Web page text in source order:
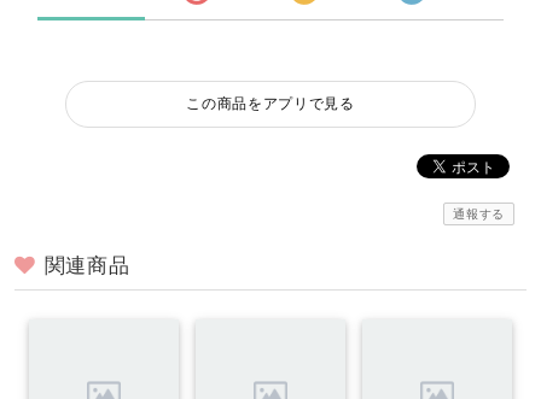
この商品をアプリで見る
通報する
関連商品